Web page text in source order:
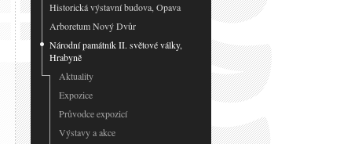
Historická výstavní budova, Opava
Arboretum Nový Dvůr
Národní památník II. světové války,
Hrabyně
Aktuality
Expozice
Průvodce expozicí
Výstavy a akce